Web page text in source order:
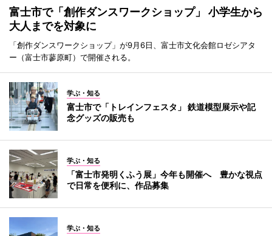
富士市で「創作ダンスワークショップ」 小学生から
大人までを対象に
「創作ダンスワークショップ」が9月6日、富士市文化会館ロゼシアタ
ー（富士市蓼原町）で開催される。
学ぶ・知る
富士市で「トレインフェスタ」 鉄道模型展示や記
念グッズの販売も
学ぶ・知る
「富士市発明くふう展」今年も開催へ 豊かな視点
で日常を便利に、作品募集
学ぶ・知る